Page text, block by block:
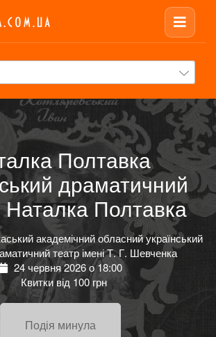
Полтавка
драматичний
Наталка Полтавка
академічний обласний український
театр імені Т. Г. Шевченка
24 червня 2026 о 18:00
Квитки від 100 грн
Подія минула